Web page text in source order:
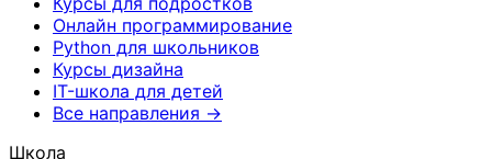
Онлайн программирование
Python для школьников
Курсы дизайна
IT-школа для детей
Все направления →
Школа